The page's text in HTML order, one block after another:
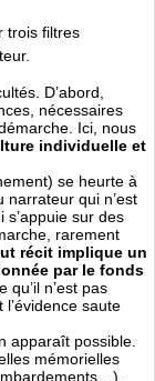
trois filtres
D’abord,
nécessaires
Ici, nous
individuelle et
se heurte à
narrateur qui n’est
sur des
rarement
récit implique un
par le fonds
qu’il n’est pas
saute
apparaît possible.
mémorielles